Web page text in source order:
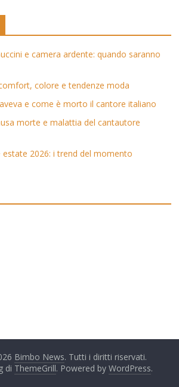
e camera ardente: quando saranno
colore e tendenze moda
e come è morto il cantore italiano
morte e malattia del cantautore
2026: i trend del momento
Bimbo News. Tutti i diritti riservati.
di ThemeGrill. Powered by WordPress.